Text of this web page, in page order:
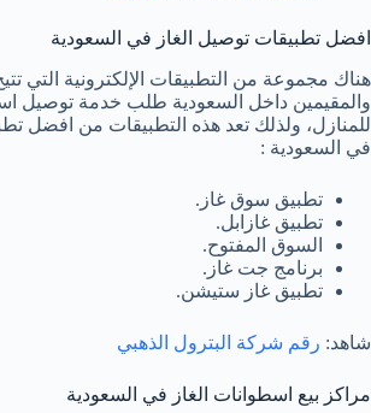
افضل تطبيقات توصيل الغاز في السعودية
هناك مجموعة من التطبيقات الإلكترونية التي
والمقيمين داخل السعودية طلب خدمة توصيل
للمنازل، ولذلك تعد هذه التطبيقات من افضل
في السعودية :
تطبيق سوق غاز.
تطبيق غازابل.
السوق المفتوح.
برنامج جت غاز.
تطبيق غاز ستيشن.
شاهد: رقم شركة البترول الذهبي
مراكز بيع اسطوانات الغاز في السعودية